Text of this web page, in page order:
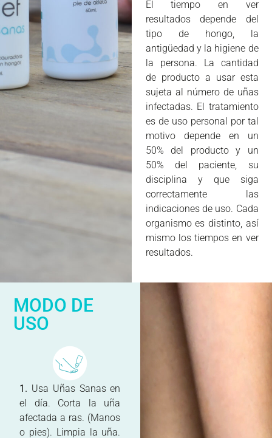
El tiempo en ver
resultados depende del
tipo de hongo, la
antigüedad y la higiene de
la persona. La cantidad
de producto a usar esta
sujeta al número de uñas
infectadas. El tratamiento
es de uso personal por tal
motivo depende en un
50% del producto y un
50% del paciente, su
disciplina y que siga
correctamente las
indicaciones de uso. Cada
organismo es distinto, así
mismo los tiempos en ver
resultados.
MODO DE
USO
1. Usa Uñas Sanas en
el día. Corta la uña
afectada a ras. (Manos
o pies). Limpia la uña.